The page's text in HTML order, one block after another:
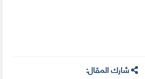
شارك المقال: